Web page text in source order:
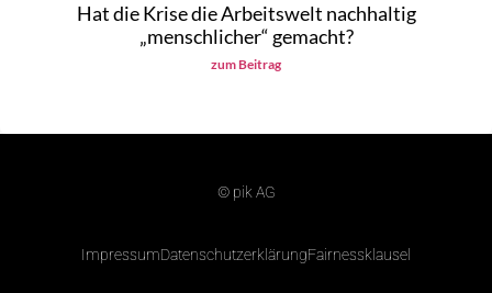
Hat die Krise die Arbeitswelt nachhaltig
„menschlicher“ gemacht?
zum Beitrag
© pik AG
ImpressumDatenschutzerklärungFairnessklausel